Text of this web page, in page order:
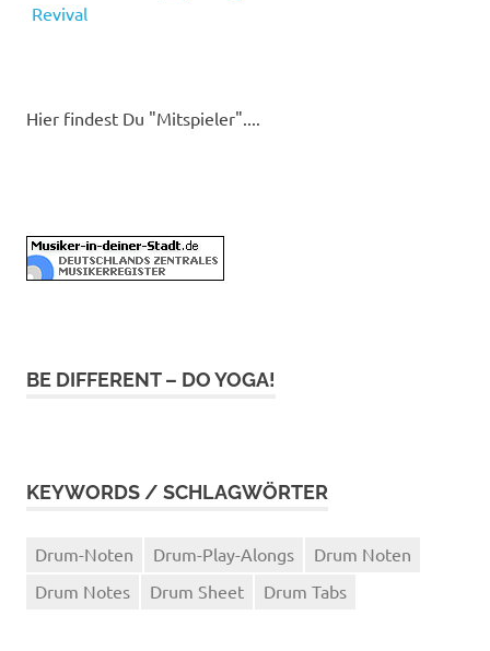
Revival
Hier findest Du "Mitspieler"....
BE DIFFERENT – DO YOGA!
KEYWORDS / SCHLAGWÖRTER
Drum-Noten Drum-Play-Alongs
Drum Noten
Drum Notes
Drum Sheet Drum Tabs